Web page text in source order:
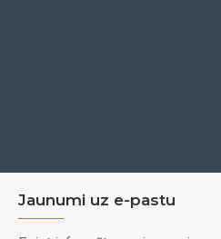
Jaunumi uz e-pastu